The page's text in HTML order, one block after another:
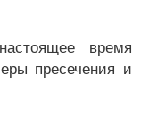
время
пресечения и